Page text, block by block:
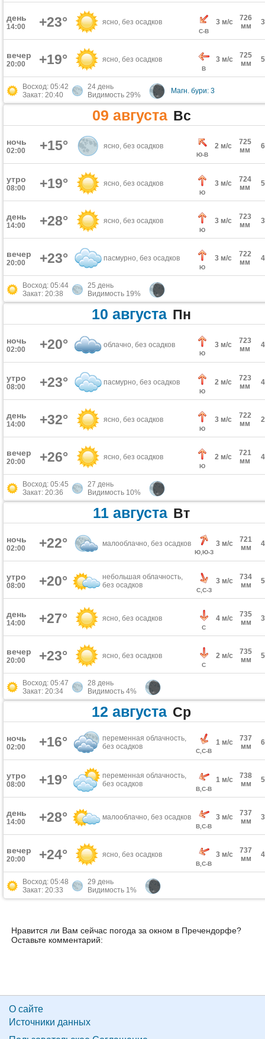
день
14:00 +23° ясно, без осадков
С-В
3 м/с
726
мм
вечер
20:00 +19° ясно, без осадков
В
3 м/с
725
мм
Восход: 05:42
Закат: 20:40
24 день
Видимость 29%
Магн. бури: 3
09 августа Вс
ночь
02:00 +15° ясно, без осадков
Ю-В
2 м/с
725
мм
утро
08:00 +19° ясно, без осадков
Ю
3 м/с
724
мм
день
14:00 +28° ясно, без осадков
Ю
3 м/с
723
мм
вечер
20:00 +23° пасмурно, без осадков
Ю
3 м/с
722
мм
Восход: 05:44
Закат: 20:38
25 день
Видимость 19%
10 августа Пн
ночь
02:00 +20° облачно, без осадков
Ю
3 м/с
723
мм
утро
08:00 +23° пасмурно, без осадков
Ю
2 м/с
723
мм
день
14:00 +32° ясно, без осадков
Ю
3 м/с
722
мм
вечер
20:00 +26° ясно, без осадков
Ю
2 м/с
721
мм
Восход: 05:45
Закат: 20:36
27 день
Видимость 10%
11 августа Вт
ночь
02:00 +22° малооблачно, без осадков
Ю,Ю-З
3 м/с
721
мм
утро
08:00 +20°
небольшая облачность,
без осадков
С,С-З
3 м/с
734
мм
день
14:00 +27° ясно, без осадков
С
4 м/с
735
мм
вечер
20:00 +23° ясно, без осадков
С
2 м/с
735
мм
Восход: 05:47
Закат: 20:34
28 день
Видимость 4%
12 августа Ср
ночь
02:00 +16°
переменная облачность,
без осадков
С,С-В
1 м/с
737
мм
утро
08:00 +19°
переменная облачность,
без осадков
В,С-В
1 м/с
738
мм
день
14:00 +28° малооблачно, без осадков
В,С-В
3 м/с
737
мм
вечер
20:00 +24° ясно, без осадков
В,С-В
3 м/с
737
мм
Восход: 05:48
Закат: 20:33
29 день
Видимость 1%
Нравится ли Вам сейчас погода за окном в Пречендорфе?
Оставьте комментарий:
О сайте
Источники данных